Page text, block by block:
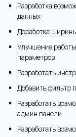
Разработка
данных
Доработка
Улучшение
параметров
Разработать
Добавить фильтр
Разработать
админ панели
Разработать